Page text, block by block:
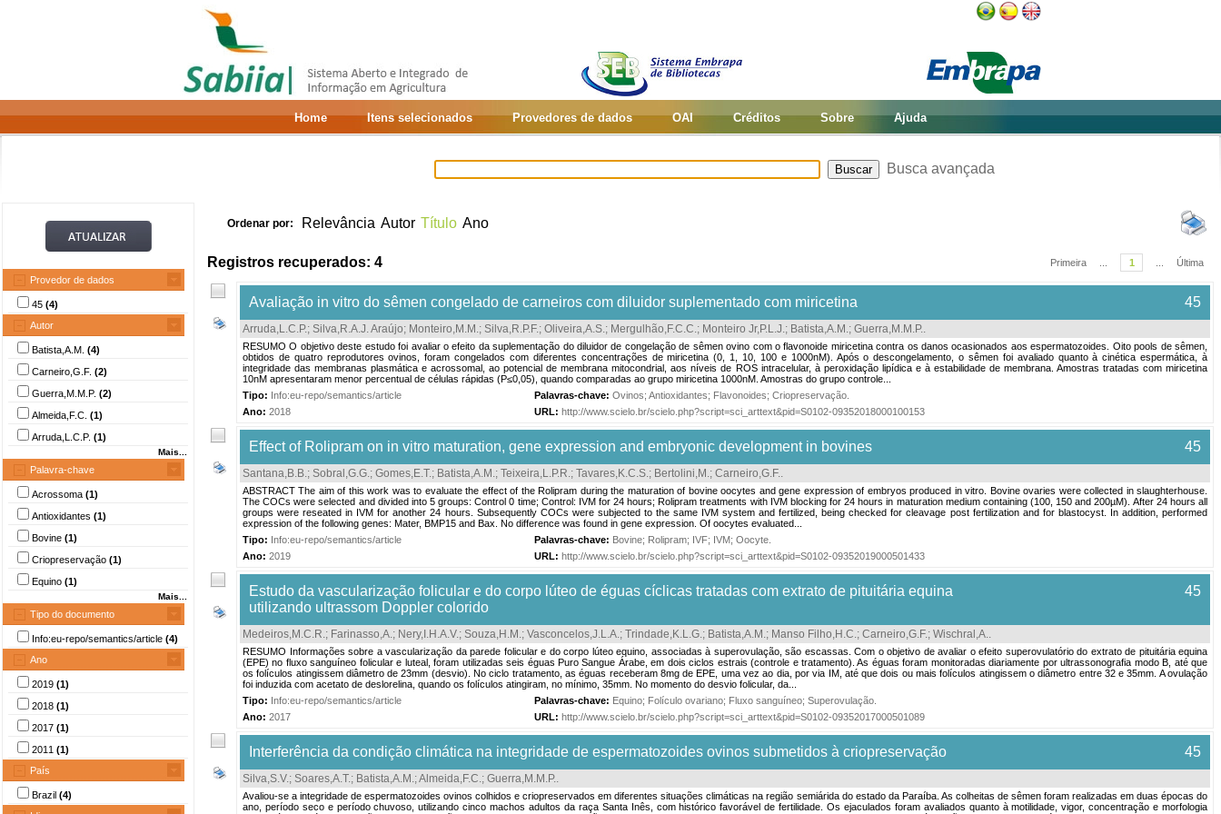
Home Itens selecionados Provedores de dados OAI Créditos Sobre Ajuda
Busca avançada
Provedor de dados
45 (4)
Autor
Batista,A.M. (4)
Carneiro,G.F. (2)
Guerra,M.M.P. (2)
Almeida,F.C. (1)
Arruda,L.C.P. (1)
Mais...
Palavra-chave
Acrossoma (1)
Antioxidantes (1)
Bovine (1)
Criopreservação (1)
Equino (1)
Mais...
Tipo do documento
Info:eu-repo/semantics/article (4)
Ano
2019 (1)
2018 (1)
2017 (1)
2011 (1)
País
Brazil (4)
Ordenar por: Relevância Autor Título Ano
Registros recuperados: 4 Primeira 1 Última
Avaliação in vitro do sêmen congelado de carneiros com diluidor suplementado com miricetina 45
Arruda,L.C.P.; Silva,R.A.J. Araújo; Monteiro,M.M.; Silva,R.P.F.; Oliveira,A.S.; Mergulhão,F.C.C.; Monteiro Jr,P.L.J.; Batista,A.M.; Guerra,M.M.P..
RESUMO O objetivo deste estudo foi avaliar o efeito da suplementação do diluidor de congelação de sêmen ovino com o flavonoide miricetina contra os danos ocasionados aos espermatozoides. Oito pools de sêmen,
obtidos de quatro reprodutores ovinos, foram congelados com diferentes concentrações de miricetina (0, 1, 10, 100 e 1000nM). Após o descongelamento, o sêmen foi avaliado quanto à cinética espermática, à
integridade das membranas plasmática e acrossomal, ao potencial de membrana mitocondrial, aos níveis de ROS intracelular, à peroxidação lipídica e à estabilidade de membrana. Amostras tratadas com miricetina
10nM apresentaram menor percentual de células rápidas (P≤0,05), quando comparadas ao grupo miricetina 1000nM. Amostras do grupo controle...
Tipo: Info:eu-repo/semantics/article Palavras-chave: Ovinos; Antioxidantes; Flavonoides; Criopreservação
Ano: 2018 URL: http://www.scielo.br/scielo.php?script=sci_arttext&pid=S0102-09352018000100153
Effect of Rolipram on in vitro maturation, gene expression and embryonic development in bovines 45
Santana,B.B.; Sobral,G.G.; Gomes,E.T.; Batista,A.M.; Teixeira,L.P.R.; Tavares,K.C.S.; Bertolini,M.; Carneiro,G.F..
ABSTRACT The aim of this work was to evaluate the effect of the Rolipram during the maturation of bovine oocytes and gene expression of embryos produced in vitro. Bovine ovaries were collected in slaughterhouse.
The COCs were selected and divided into 5 groups: Control 0 time; Control: IVM for 24 hours; Rolipram treatments with IVM blocking for 24 hours in maturation medium containing (100, 150 and 200µM). After 24 hours all
groups were reseated in IVM for another 24 hours. Subsequently COCs were subjected to the same IVM system and fertilized, being checked for cleavage post fertilization and for blastocyst. In addition, performed
expression of the following genes: Mater, BMP15 and Bax. No difference was found in gene expression. Of oocytes evaluated...
Tipo: Info:eu-repo/semantics/article Palavras-chave: Bovine; Rolipram; IVF; IVM; Oocyte
Ano: 2019 URL: http://www.scielo.br/scielo.php?script=sci_arttext&pid=S0102-09352019000501433
Estudo da vascularização folicular e do corpo lúteo de éguas cíclicas tratadas com extrato de pituitária equina
utilizando ultrassom Doppler colorido
45
Medeiros,M.C.R.; Farinasso,A.; Nery,I.H.A.V.; Souza,H.M.; Vasconcelos,J.L.A.; Trindade,K.L.G.; Batista,A.M.; Manso Filho,H.C.; Carneiro,G.F.; Wischral,A..
RESUMO Informações sobre a vascularização da parede folicular e do corpo lúteo equino, associadas à superovulação, são escassas. Com o objetivo de avaliar o efeito superovulatório do extrato de pituitária equina
(EPE) no fluxo sanguíneo folicular e luteal, foram utilizadas seis éguas Puro Sangue Árabe, em dois ciclos estrais (controle e tratamento). As éguas foram monitoradas diariamente por ultrassonografia modo B, até que
os folículos atingissem diâmetro de 23mm (desvio). No ciclo tratamento, as éguas receberam 8mg de EPE, uma vez ao dia, por via IM, até que dois ou mais folículos atingissem o diâmetro entre 32 e 35mm. A ovulação
foi induzida com acetato de deslorelina, quando os folículos atingiram, no mínimo, 35mm. No momento do desvio folicular, da...
Tipo: Info:eu-repo/semantics/article Palavras-chave: Equino; Folículo ovariano; Fluxo sanguíneo; Superovulação
Ano: 2017 URL: http://www.scielo.br/scielo.php?script=sci_arttext&pid=S0102-09352017000501089
Interferência da condição climática na integridade de espermatozoides ovinos submetidos à criopreservação 45
Silva,S.V.; Soares,A.T.; Batista,A.M.;Almeida,F.C.; Guerra,M.M.P..
Avaliou-se a integridade de espermatozoides ovinos colhidos e criopreservados em diferentes situações climáticas na região semiárida do estado da Paraíba. As colheitas de sêmen foram realizadas em duas épocas do
ano, período seco e período chuvoso, utilizando cinco machos adultos da raça Santa Inês, com histórico favorável de fertilidade. Os ejaculados foram avaliados quanto à motilidade, vigor, concentração e morfologia